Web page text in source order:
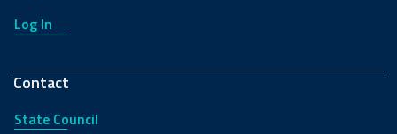
Log In
Contact
State Council